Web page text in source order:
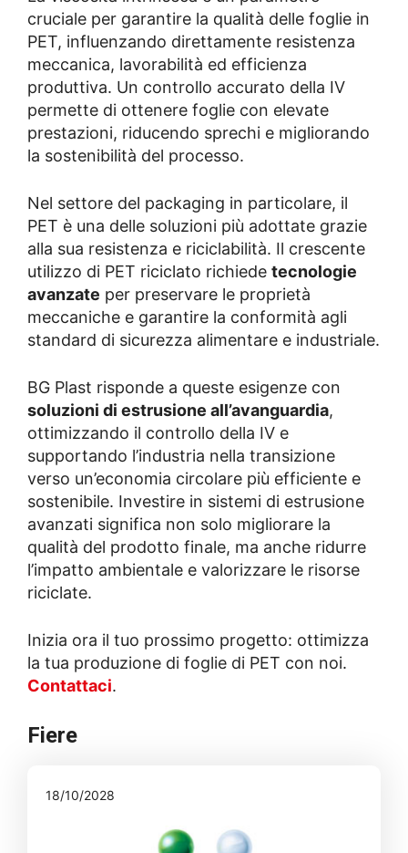
cruciale per garantire la qualità delle foglie in
PET, influenzando direttamente resistenza
meccanica, lavorabilità ed efficienza
produttiva. Un controllo accurato della IV
permette di ottenere foglie con elevate
prestazioni, riducendo sprechi e migliorando
la sostenibilità del processo.
Nel settore del packaging in particolare, il
PET è una delle soluzioni più adottate grazie
alla sua resistenza e riciclabilità. Il crescente
utilizzo di PET riciclato richiede tecnologie
avanzate per preservare le proprietà
meccaniche e garantire la conformità agli
standard di sicurezza alimentare e industriale.
BG Plast risponde a queste esigenze con
soluzioni di estrusione all’avanguardia,
ottimizzando il controllo della IV e
supportando l’industria nella transizione
verso un’economia circolare più efficiente e
sostenibile. Investire in sistemi di estrusione
avanzati significa non solo migliorare la
qualità del prodotto finale, ma anche ridurre
l’impatto ambientale e valorizzare le risorse
riciclate.
Inizia ora il tuo prossimo progetto: ottimizza
la tua produzione di foglie di PET con noi.
Contattaci.
Fiere
18/10/2028